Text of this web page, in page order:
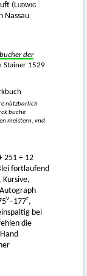
(Ludwig
Nassau
der
Stainer 1529
nützbarlich
buche
meistern, vnd
251 + 12
fortlaufend
v–177r,
bei
die